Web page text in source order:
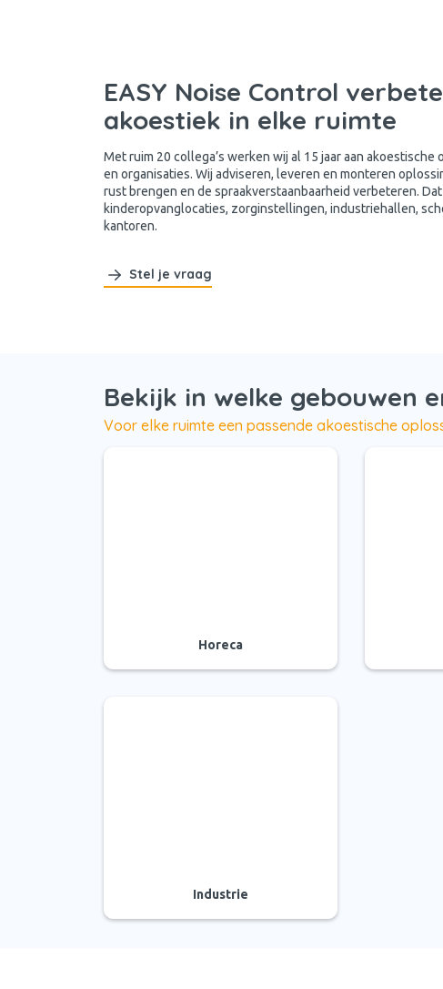
EASY Noise Control
akoestiek in elke ruimte
Met ruim 20 collega’s werken wij al 15 jaar aan
en organisaties. Wij adviseren, leveren en monteren
rust brengen en de spraakverstaanbaarheid verbeteren.
kinderopvanglocaties, zorginstellingen, industriehallen,
kantoren.
Stel je vraag
Bekijk in welke gebouwen
Voor elke ruimte een passende akoestische
Horeca
Industrie